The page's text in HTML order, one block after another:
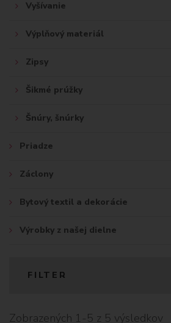
Vyšívanie
Výplňový materiál
Zipsy
Šikmé prúžky
Šnúry, šnúrky
Priadze
Záclony
Bytový textil a dekorácie
Výrobky z našej dielne
FILTER
Zobrazených 1-5 z 5 výsledkov